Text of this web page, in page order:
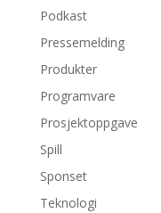
Podkast
Pressemelding
Produkter
Programvare
Prosjektoppgave
Spill
Sponset
Teknologi